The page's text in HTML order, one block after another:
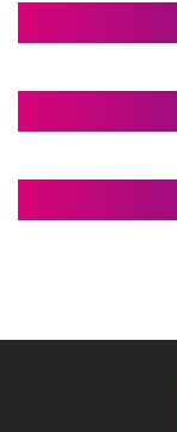
室蘭市Ｇ様
室蘭市Ｇ様
美装